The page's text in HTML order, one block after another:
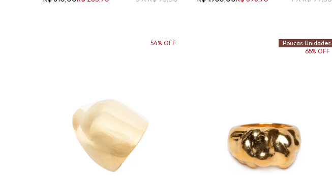
54% OFF
Poucas Unidades
65% OFF